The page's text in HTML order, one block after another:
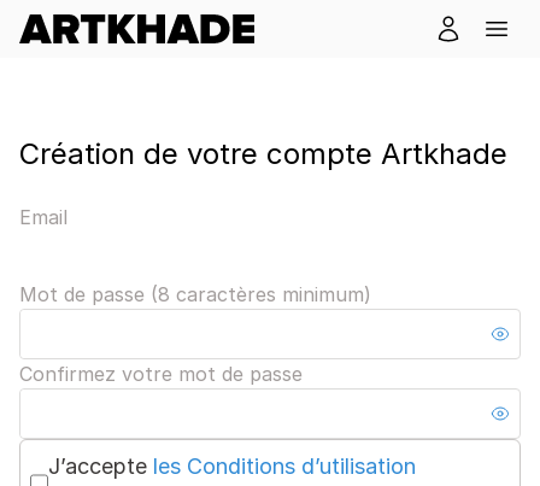
Création de votre compte Artkhade
Email
Mot de passe (8 caractères minimum)
Confirmez votre mot de passe
J’accepte les Conditions d’utilisation